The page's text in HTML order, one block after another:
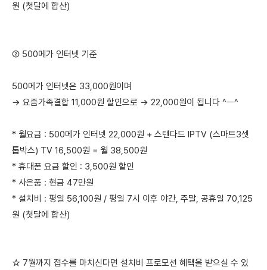
원 (첫달에 합산)
② 500메가 인터넷 기준
500메가 인터넷은 33,000원이며
→ 요즘가족결합 11,000원 할인으로 → 22,000원이 됩니다 ^ㅡ^
* 월요금 : 500메가 인터넷 22,000원 + 스탠다드 IPTV (스마트3셋
톱박스) TV 16,500원 = 월 38,500원
* 휴대폰 요금 할인 : 3,500원 할인
* 사은품 : 현금 47만원
* 설치비 : 평일 56,100원 / 평일 7시 이후 야간, 주말, 공휴일 70,125
원 (첫달에 합산)
☆ 7월까지 접수를 마치신다면 설치비 프로모션 혜택을 받으실 수 있